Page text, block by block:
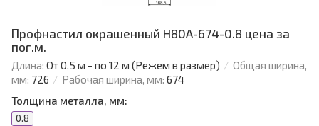
Профнастил окрашенный H80A-674-0.8 цена за
пог.м.
Длина: От 0,5 м - по 12 м (Режем в размер)
Общая ширина,
мм: 726 Рабочая ширина, мм: 674
Толщина металла, мм:
0.8